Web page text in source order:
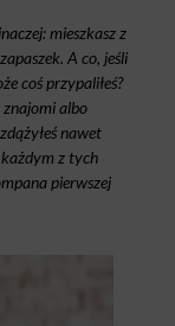
mieszkasz z
A co, jeśli
coś przypaliłeś?
znajomi albo
nawet
z tych
pierwszej